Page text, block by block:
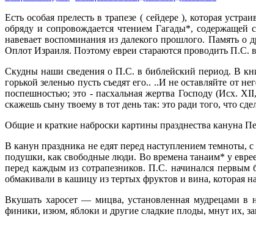
Есть особая прелесть в трапезе ( сейдере ), которая
обряду и сопровождается чтением Гагады*,
навевает воспоминания из далекого прошлого. Память о
Оплот Израиля. Поэтому евреи стараются проводить П.С.
Скудны наши сведения о П.С. в библейский период. В
горькой зеленью пусть съедят его.. ..И не оставляйте от
поспешностью; это - пасхальная жертва Господу (Исх.
скажешь сыну твоему в тот день так: это ради того, что
Общие и краткие наброски картины празднества кануна
В канун праздника не едят перед наступлением темноты,
подушки, как свободные люди. Во времена танаим* у
перед каждым из сотрапезников. П.С. начинался первым
обмакивали в кашицу из тертых фруктов и вина, которая
Вкушать харосет — мицва, установленная мудрецами в
финики, изюм, яблоки и другие сладкие плоды, мнут их,